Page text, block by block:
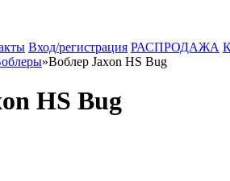
Вход/регистрация РАСПРОДАЖА
»Воблер Jaxon HS Bug
HS Bug